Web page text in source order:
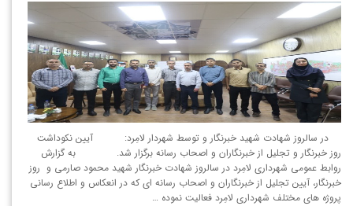
در سالروز شهادت شهید خبرنگار و توسط شهردار لامِرد: آیین نکوداشت
روز خبرنگار و تجلیل از خبرنگاران و اصحاب رسانه برگزار شد. به گزارش
روابط عمومی شهرداری لامِرد در سالروز شهادت خبرنگار شهید محمود صارمی و روز
خبرنگار، آیین تجلیل از خبرنگاران و اصحاب رسانه ای که در انعکاس و اطلاع رسانی
پروژه های مختلف شهرداری لامِرد فعالیت نموده …